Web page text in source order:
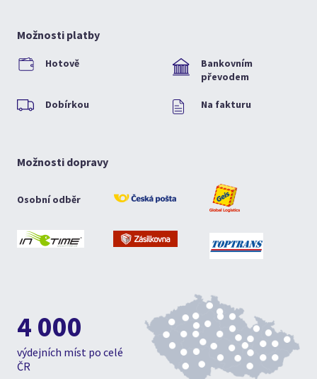
Možnosti platby
Hotově
Bankovním
převodem
Dobírkou Na fakturu
Možnosti dopravy
Osobní odběr
4 000
výdejních míst po celé
ČR